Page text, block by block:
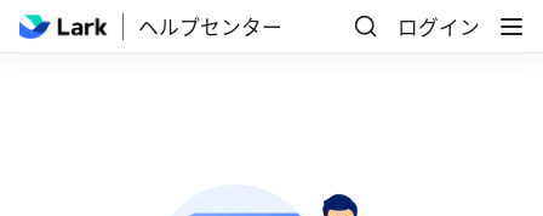
ヘルプセンター ログイン